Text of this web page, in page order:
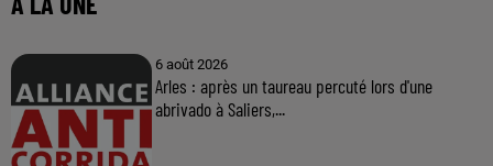
6 août 2026
Arles : après un taureau percuté lors d'une
abrivado à Saliers,...